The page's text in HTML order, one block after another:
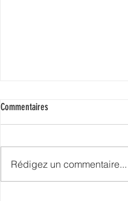
Fin de saison au beau fixe !
Commentaires
Rédigez un commentaire...